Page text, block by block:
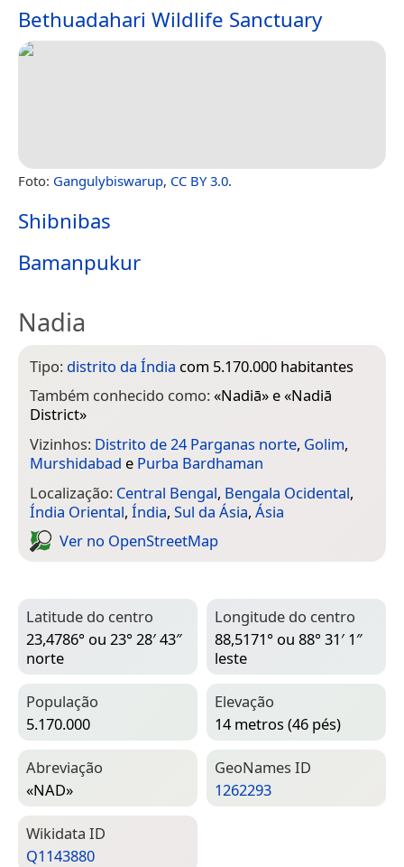
Bethuadahari Wildlife Sanctuary
Foto: Gangulybiswarup, CC BY 3.0.
Shibnibas
Bamanpukur
Nadia
Tipo: distrito da Índia com 5.170.000 habitantes
Também conhecido como:«Nadiā» e «Nadiā
District»
Vizinhos: Distrito de 24 Parganas norte, Golim,
Murshidabad e Purba Bardhaman
Localização: Central Bengal, Bengala Ocidental,
Índia Oriental, Índia, Sul da Ásia, Ásia
Ver no Open­Street­Map
Latitude do centro
23,4786° ou 23° 28′ 43″
norte
Longitude do centro
88,5171° ou 88° 31′ 1″
leste
População
5.170.000
Elevação
14 metros (46 pés)
Abreviação
«NAD»
Geo­Names ID
1262293
Wiki­data ID
Q1143880